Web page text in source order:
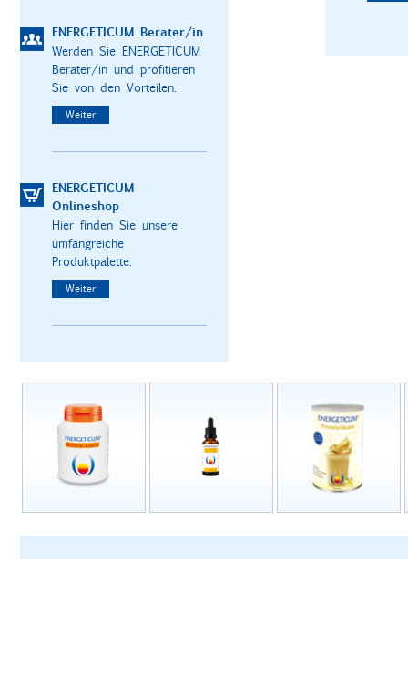
ENERGETICUM Berater/in
Werden Sie ENERGETICUM
Berater/in und profitieren
Sie von den Vorteilen.
Weiter
ENERGETICUM
Onlineshop
Hier finden Sie unsere
umfangreiche
Produktpalette.
Weiter